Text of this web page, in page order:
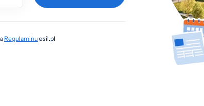
Regulaminuesil.pl